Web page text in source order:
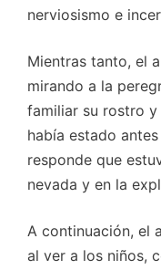
nerviosismo e
Mientras tanto, el
mirando a la
familiar su rostro
había estado
responde que
nevada y en la
A continuación, el
al ver a los niños,